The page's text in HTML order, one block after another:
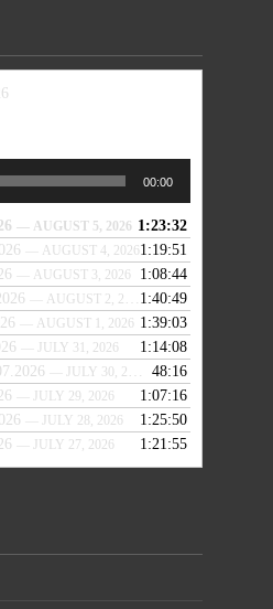
00:00
— AUGUST 5, 2026 1:23:32
— AUGUST 4, 20261:19:51
— AUGUST 3, 2026
1:08:44
— AUGUST 2, 2026
1:40:49
— AUGUST 1, 2026 1:39:03
— JULY 31, 2026
1:14:08
— JULY 30, 2026
48:16
— JULY 29, 2026
1:07:16
— JULY 28, 2026
1:25:50
— JULY 27, 2026 1:21:55